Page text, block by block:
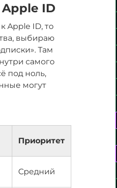
ID
Apple ID, то
выбираю
Там
самого
под ноль,
могут
Приоритет
Средний